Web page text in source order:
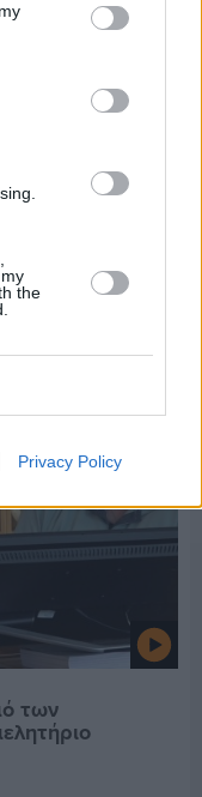
the
Privacy Policy
των